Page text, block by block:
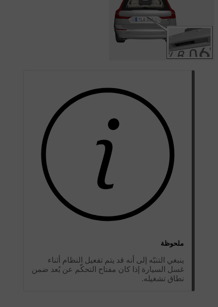
ملحوظة
ينبغي التنبّه إلى أنه قد يتم تفعيل النظام أثناء
غسل السيارة إذا كان مفتاح التحكّم عن بُعد ضمن
نطاق تشغيله.